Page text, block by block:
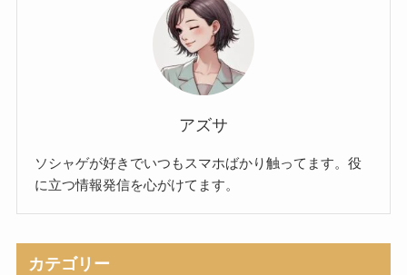
アズサ
ソシャゲが好きでいつもスマホばかり触ってます。役
に立つ情報発信を心がけてます。
カテゴリー